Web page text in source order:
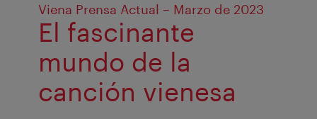
Viena Prensa Actual – Marzo de 2023
El fascinante
mundo de la
canción vienesa